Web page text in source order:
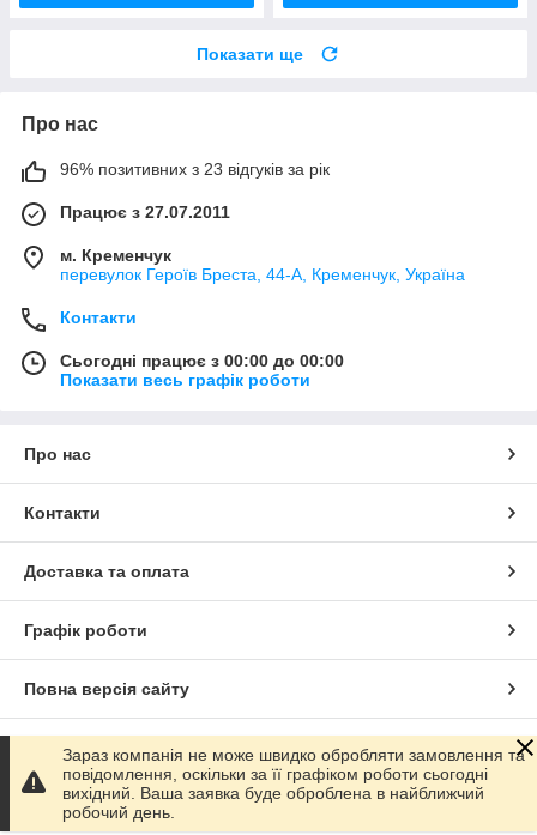
Показати ще
Про нас
96% позитивних з 23 відгуків за рік
Працює з 27.07.2011
м. Кременчук
перевулок Героїв Бреста, 44-А, Кременчук, Україна
Контакти
Сьогодні працює з 00:00 до 00:00
Показати весь графік роботи
Про нас
Контакти
Доставка та оплата
Графік роботи
Повна версія сайту
Сайт створено на маркетплейсі Prom.ua
Політика конфіденційності
Зараз компанія не може швидко обробляти замовлення та
повідомлення, оскільки за її графіком роботи сьогодні
вихідний. Ваша заявка буде оброблена в найближчий
робочий день.